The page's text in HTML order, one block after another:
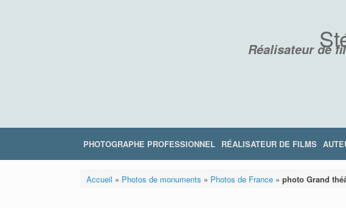
Réalisateur de
PHOTOGRAPHE PROFESSIONNEL RÉALISATEUR DE FILMS
Accueil » Photos de monuments » Photos de France» photo Grand